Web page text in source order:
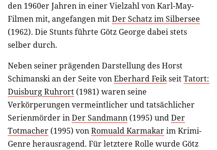
den 1960er Jahren in einer Vielzahl von Karl-May-
Filmen mit, angefangen mitDer Schatz im Silbersee
(1962). Die Stunts führte Götz George dabei stets
selber durch.
Neben seiner prägenden Darstellung des Horst
Schimanski an der Seite vonEberhard FeikseitTatort:
Duisburg Ruhrort (1981) waren seine
Verkörperungen vermeintlicher und tatsächlicher
Serienmörder inDer Sandmann (1995) undDer
Totmacher (1995) vonRomuald Karmakarim Krimi-
Genre herausragend. Für letztere Rolle wurde Götz